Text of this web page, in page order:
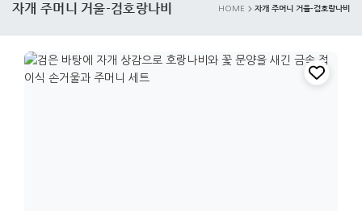
자개 주머니 거울-검호랑나비 HOME 자개 주머니 거울-검호랑나비